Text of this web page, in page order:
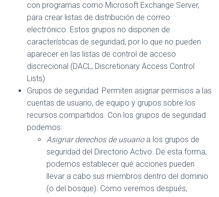
con programas como Microsoft Exchange Server,
para crear listas de distribución de correo
electrónico. Estos grupos no disponen de
características de seguridad, por lo que no pueden
aparecer en las listas de control de acceso
discrecional (DACL, Discretionary Access Control
Lists).
Grupos de seguridad: Permiten asignar permisos a las
cuentas de usuario, de equipo y grupos sobre los
recursos compartidos. Con los grupos de seguridad
podemos:
Asignar derechos de usuarioa los grupos de
seguridad del Directorio Activo. De esta forma,
podemos establecer qué acciones pueden
llevar a cabo sus miembros dentro del dominio
(o del bosque). Como veremos después,